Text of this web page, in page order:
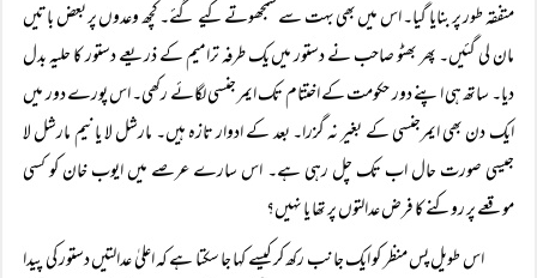
متفقہ طور پر بنایا گیا۔ اس میں بھی بہت سے سمجھوتے کیے گئے۔ کچھ وعدوں پر بعض باتیں
مان لی گئیں۔ پھر بھٹو صاحب نے دستور میں یک طرفہ ترامیم کے ذریعے دستور کا حلیہ بدل
دیا۔ ساتھ ہی اپنے دور حکومت کے اختتام تک ایمر جنسی لگائے رکھی۔ اس پورے دور میں
ایک دن بھی ایمرجنسی کے بغیر نہ گزرا۔ بعد کے ادوار تازہ ہیں۔ مارشل لا یا نیم مارشل لا
جیسی صورت حال اب تک چل رہی ہے۔ اس سارے عرصے میں ایوب خان کو کسی
موقعے پر روکنے کا فرض عدالتوں پر تھا یا نہیں؟
اس طویل پس منظر کو ایک جانب رکھ کر کیسے کہا جا سکتا ہے کہ اعلیٰ عدالتیں دستور کی پیدا